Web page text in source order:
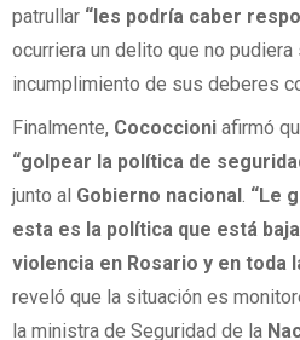
patrullar “les podría caber r
ocurriera un delito que no pudiera
incumplimiento de sus deberes
Finalmente, Cococcioni afirmó
“golpear la política de
junto al Gobierno nacional “Le
esta es la política que está
violencia en Rosario y en toda
reveló que la situación es
la ministra de Seguridad de la